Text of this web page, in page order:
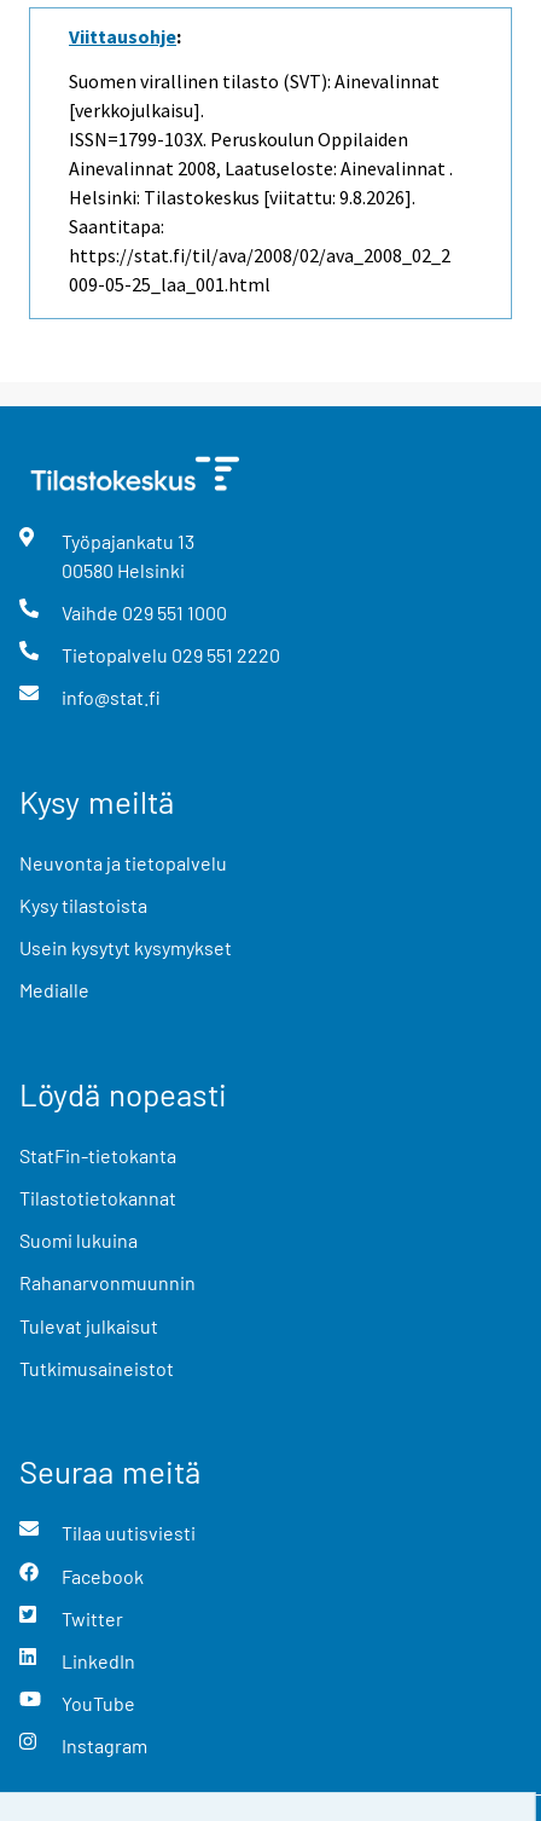
Viittausohje:
Suomen virallinen tilasto (SVT): Ainevalinnat
[verkkojulkaisu].
ISSN=1799-103X. Peruskoulun Oppilaiden
Ainevalinnat 2008, Laatuseloste: Ainevalinnat .
Helsinki: Tilastokeskus [viitattu: 9.8.2026].
Saantitapa:
https://stat.fi/til/ava/2008/02/ava_2008_02_2
009-05-25_laa_001.html
Työpajankatu 13
00580 Helsinki
Vaihde 029 551 1000
Tietopalvelu 029 551 2220
info@stat.fi
Kysy meiltä
Neuvonta ja tietopalvelu
Kysy tilastoista
Usein kysytyt kysymykset
Medialle
Löydä nopeasti
StatFin-tietokanta
Tilastotietokannat
Suomi lukuina
Rahanarvonmuunnin
Tulevat julkaisut
Tutkimusaineistot
Seuraa meitä
Tilaa uutisviesti
Facebook
Twitter
LinkedIn
YouTube
Instagram